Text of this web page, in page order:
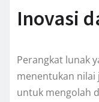
Inovasi
Perangkat lunak
menentukan nilai
untuk mengolah